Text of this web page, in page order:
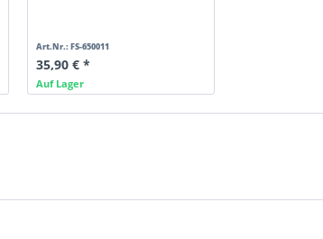
Art.Nr.: FS-650011
35,90 € *
Auf Lager